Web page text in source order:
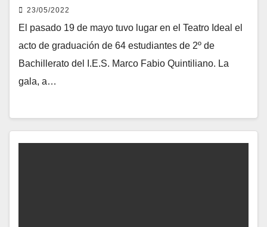
23/05/2022
El pasado 19 de mayo tuvo lugar en el Teatro Ideal el
acto de graduación de 64 estudiantes de 2º de
Bachillerato del I.E.S. Marco Fabio Quintiliano. La
gala, a…